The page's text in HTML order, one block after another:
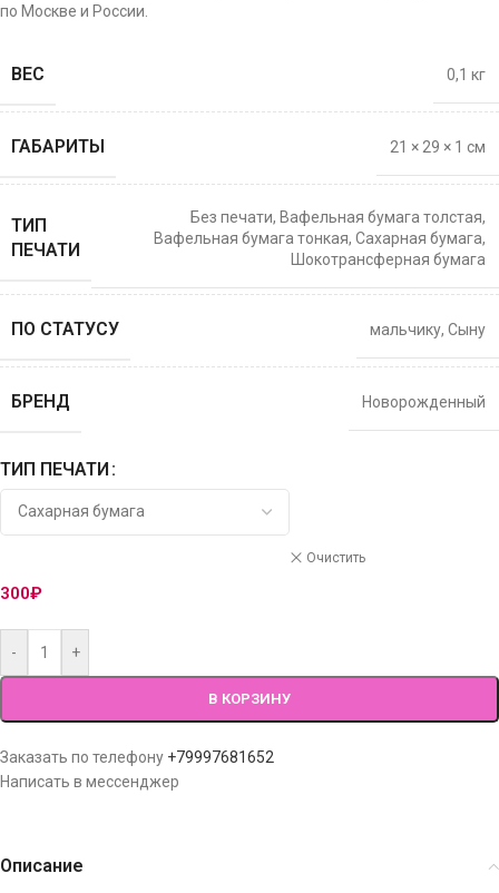
по Москве и России.
ВЕС 0,1 кг
ГАБАРИТЫ 21 × 29 × 1 см
ТИП
ПЕЧАТИ
Без печати, Вафельная бумага толстая,
Вафельная бумага тонкая, Сахарная бумага,
Шокотрансферная бумага
ПО СТАТУСУ мальчику, Сыну
БРЕНД Новорожденный
ТИП ПЕЧАТИ
Очистить
300₽
- +
В КОРЗИНУ
Заказать по телефону +79997681652
Написать в мессенджер
Описание